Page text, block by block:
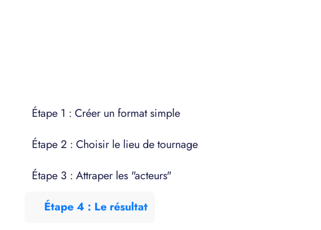
Étape 1 : Créer un format simple
Étape 2 : Choisir le lieu de tournage
Étape 3 : Attraper les "acteurs"
Étape 4 : Le résultat